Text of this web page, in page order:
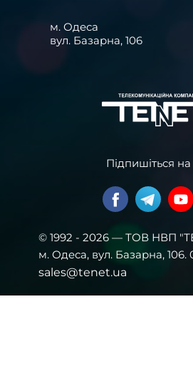
м. Одеса
вул. Базарна, 106
Підпишіться
© 1992 - 2026 — ТОВ НВП
м. Одеса, вул. Базарна, 106.
sales@tenet.ua